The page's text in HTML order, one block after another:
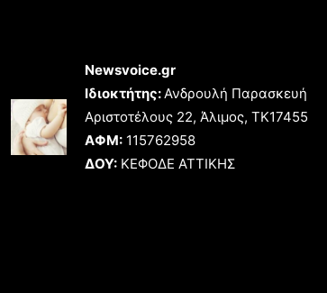
Newsvoice.gr
Ιδιοκτήτης:Ανδρουλή Παρασκευή
Αριστοτέλους 22, Άλιμος, TK17455
ΑΦΜ: 115762958
ΔΟΥ: ΚΕΦΟΔΕ ΑΤΤΙΚΗΣ